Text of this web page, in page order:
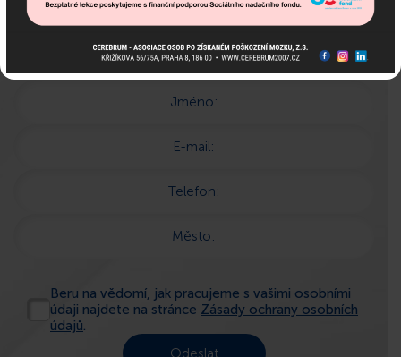
Jméno:
E-mail:
Telefon:
Město:
Beru na vědomí, jak pracujeme s vašimi osobními
údaji najdete na stránce Zásady ochrany osobních
údajů.